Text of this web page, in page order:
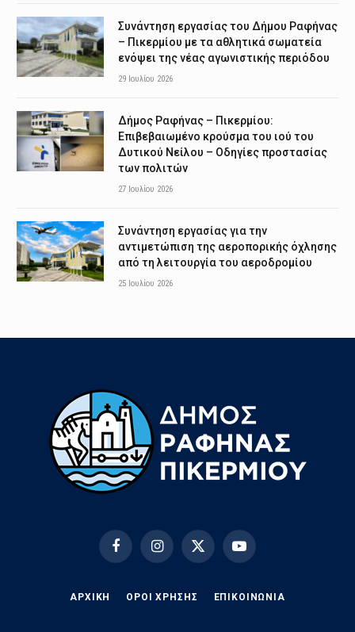
Συνάντηση εργασίας του Δήμου Ραφήνας
– Πικερμίου με τα αθλητικά σωματεία
ενόψει της νέας αγωνιστικής περιόδου
29 Ιουλίου 2026
Δήμος Ραφήνας – Πικερμίου:
Επιβεβαιωμένο κρούσμα του ιού του
Δυτικού Νείλου – Οδηγίες προστασίας
των πολιτών
27 Ιουλίου 2026
Συνάντηση εργασίας για την
αντιμετώπιση της αεροπορικής όχλησης
από τη λειτουργία του αεροδρομίου
25 Ιουλίου 2026
FacebookInstagramX
YouTube
ΑΡΧΙΚΗ ΟΡΟΙ ΧΡΗΣΗΣ EΠΙΚΟΙΝΩΝΊΑ